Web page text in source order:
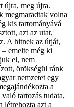
újra, meg újra.
megmaradtak volna
kis tartományává
azt az utat,
A hitnek az útját,
– emelte még ki
el, nem
örökségül ránk
nemzetet egy
a
tartozás tudata,
létrehozta azt a